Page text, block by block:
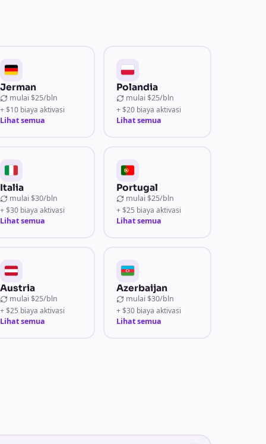
Jerman
mulai $25/bln
+ $10 biaya aktivasi
Lihat semua
Polandia
mulai $25/bln
+ $20 biaya aktivasi
Lihat semua
Italia
mulai $30/bln
+ $30 biaya aktivasi
Lihat semua
Portugal
mulai $25/bln
+ $25 biaya aktivasi
Lihat semua
Austria
mulai $25/bln
+ $25 biaya aktivasi
Lihat semua
Azerbaijan
mulai $30/bln
+ $30 biaya aktivasi
Lihat semua